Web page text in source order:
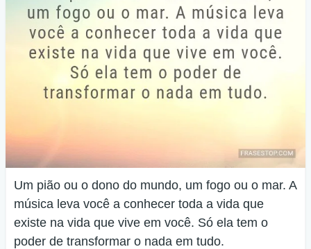
Um pião ou o dono do mundo, um fogo ou o mar. A
música leva você a conhecer toda a vida que
existe na vida que vive em você. Só ela tem o
poder de transformar o nada em tudo.